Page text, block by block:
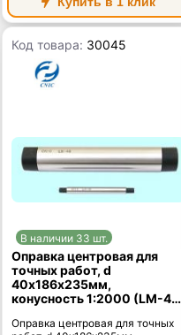
Код товара: 30045
В наличии 33 шт.
Оправка центровая для
точных работ, d
40х186х235мм,
конусность 1:2000 (LM-40)
Оправка центровая для точных